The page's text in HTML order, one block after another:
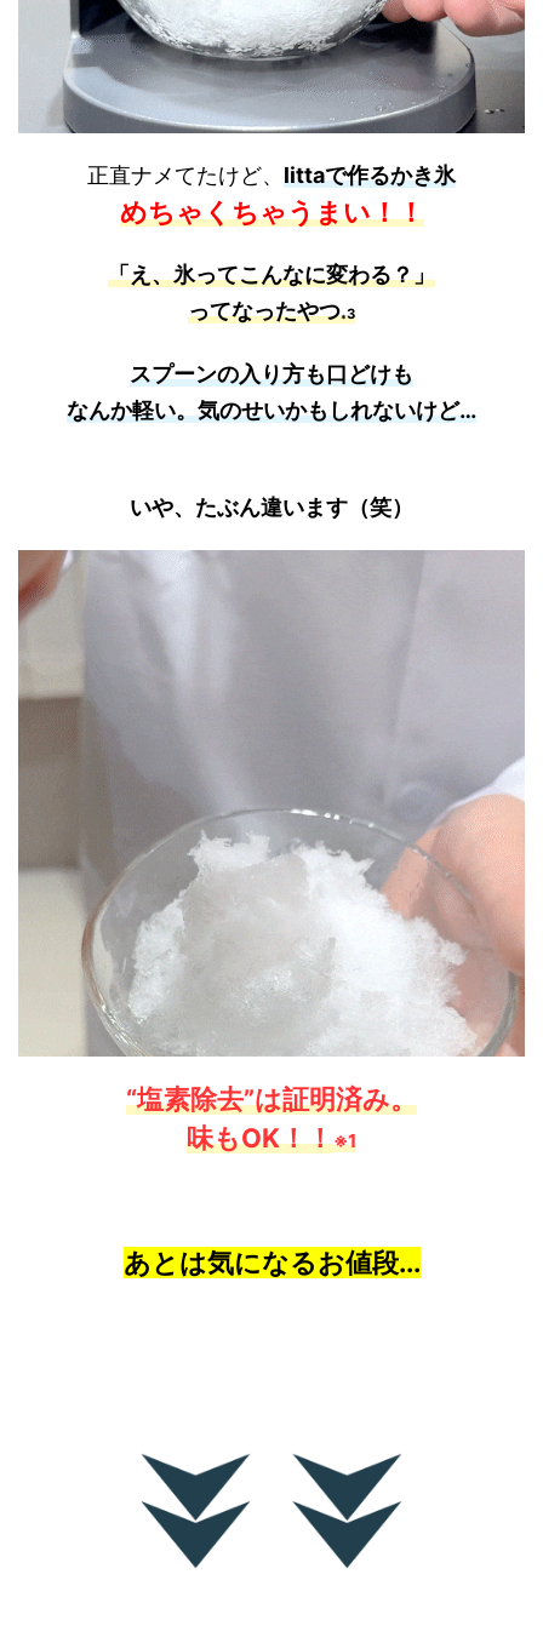
正直ナメてたけど、 littaで作るかき氷
めちゃくちゃうまい！！
「え、氷ってこんなに変わる？」
ってなったやつ*3
スプーンの入り方も口どけも
なんか軽い。気のせいかもしれないけど…
いや、たぶん違います（笑）
“塩素除去”は証明済み。
味もOK！！※1
あとは気になるお値段...